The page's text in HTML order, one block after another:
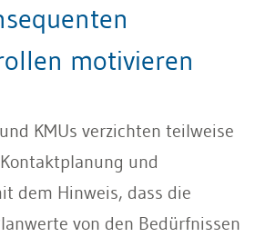
motivieren
KMUs verzichten teilweise
und
dem Hinweis, dass die
von den Bedürfnissen